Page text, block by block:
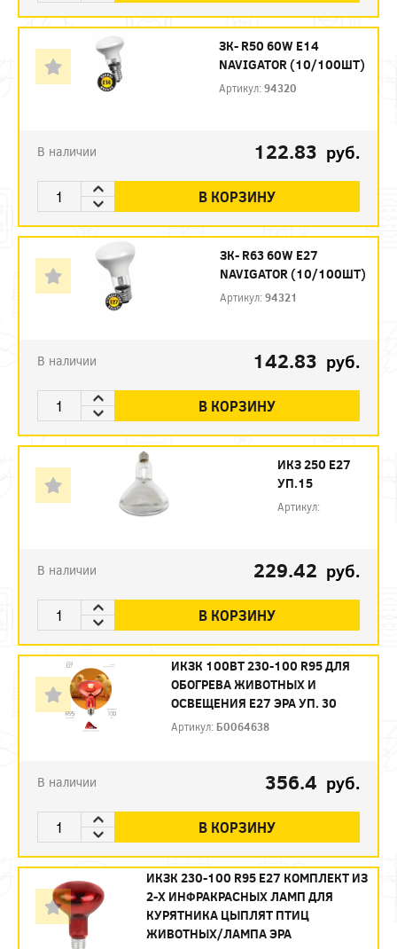
ЗК- R50 60W E14
NAVIGATOR (10/100ШТ)
Артикул:94320
В наличии 122.83 руб.
В КОРЗИНУ
ЗК- R63 60W E27
NAVIGATOR (10/100ШТ)
Артикул:94321
В наличии 142.83 руб.
В КОРЗИНУ
ИКЗ 250 Е27
УП.15
Артикул:
В наличии 229.42 руб.
В КОРЗИНУ
ИКЗК 100ВТ 230-100 R95 ДЛЯ
ОБОГРЕВА ЖИВОТНЫХ И
ОСВЕЩЕНИЯ Е27 ЭРА УП. 30
Артикул: Б0064638
В наличии 356.4 руб.
В КОРЗИНУ
ИКЗК 230-100 R95 E27 КОМПЛЕКТ ИЗ
2-Х ИНФРАКРАСНЫХ ЛАМП ДЛЯ
КУРЯТНИКА ЦЫПЛЯТ ПТИЦ
ЖИВОТНЫХ/ЛАМПА ЭРА